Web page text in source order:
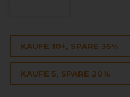
KAUFE 10+, SPARE 35%
KAUFE 5, SPARE 20%